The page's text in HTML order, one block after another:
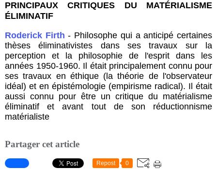
PRINCIPAUX CRITIQUES DU MATÉRIALISME
ÉLIMINATIF
Roderick Firth - Philosophe qui a anticipé certaines
thèses éliminativistes dans ses travaux sur la
perception et la philosophie de l'esprit dans les
années 1950-1960. Il était principalement connu pour
ses travaux en éthique (la théorie de l'observateur
idéal) et en épistémologie (empirisme radical). Il était
aussi connu pour être un critique du matérialisme
éliminatif et avant tout de son réductionnisme
matérialiste
Partager cet article
Repost 0